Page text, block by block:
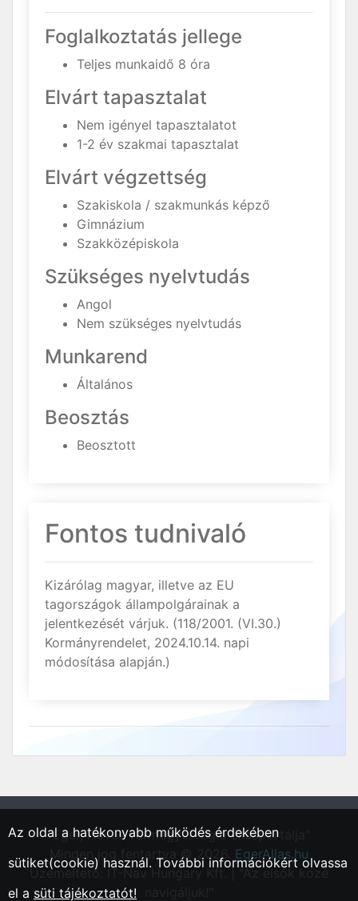
Foglalkoztatás jellege
Teljes munkaidő 8 óra
Elvárt tapasztalat
Nem igényel tapasztalatot
1-2 év szakmai tapasztalat
Elvárt végzettség
Szakiskola / szakmunkás képző
Gimnázium
Szakközépiskola
Szükséges nyelvtudás
Angol
Nem szükséges nyelvtudás
Munkarend
Általános
Beosztás
Beosztott
Fontos tudnivaló
Kizárólag magyar, illetve az EU
tagországok állampolgárainak a
jelentkezését várjuk. (118/2001. (VI.30.)
Kormányrendelet, 2024.10.14. napi
módosítása alapján.)
"Eger, Heves vármegyei régió állásportálja"
Minden jog fentartva © 2026. EgerAllas.hu
Üzemeltető: IT-Nav Hungary Kft. | "Az elsők közé
Az oldal a hatékonyabb működés érdekében
sütiket(cookie) használ. További információkért olvassa
el a süti tájékoztatót!